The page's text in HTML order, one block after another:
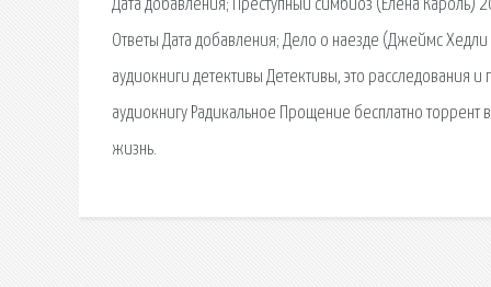
Дата добавления; Преступный симбиоз (Елена Кароль)
Ответы Дата добавления; Дело о наезде (Джеймс
аудиокниги детективы Детективы, это расследования
аудиокнигу Радикальное Прощение бесплатно
жизнь.